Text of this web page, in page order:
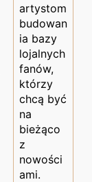
artystom
budowan
ia bazy
lojalnych
fanów,
którzy
chcą być
na
bieżąco
z
nowości
ami.